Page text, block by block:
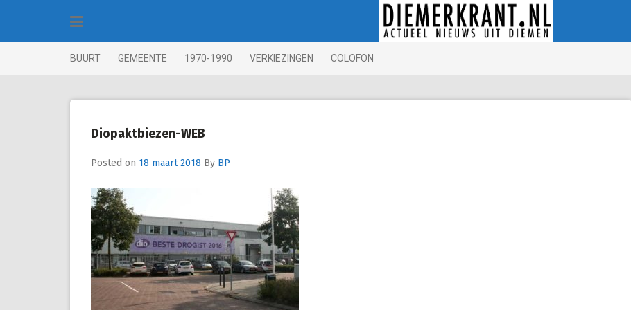
BUURT GEMEENTE 1970-1990 VERKIEZINGEN COLOFON
Diopaktbiezen-WEB
Posted on 18 maart 2018 By BP